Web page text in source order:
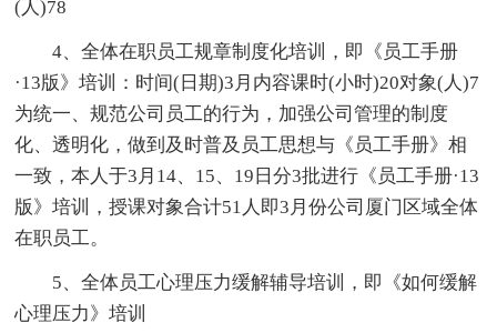
(人)78
4、全体在职员工规章制度化培训，即《员工手册
·13版》培训：时间(日期)3月内容课时(小时)20对象(人)7
为统一、规范公司员工的行为，加强公司管理的制度
化、透明化，做到及时普及员工思想与《员工手册》相
一致，本人于3月14、15、19日分3批进行《员工手册·13
版》培训，授课对象合计51人即3月份公司厦门区域全体
在职员工。
5、全体员工心理压力缓解辅导培训，即《如何缓解
心理压力》培训